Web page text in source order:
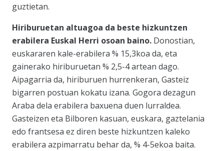
guztietan.
Hiriburuetan altuagoa da beste hizkuntzen
erabilera Euskal Herri osoan baino. Donostian,
euskararen kale-erabilera % 15,3koa da, eta
gainerako hiriburuetan % 2,5-4 artean dago.
Aipagarria da, hiriburuen hurrenkeran, Gasteiz
bigarren postuan kokatu izana. Gogora dezagun
Araba dela erabilera baxuena duen lurraldea.
Gasteizen eta Bilboren kasuan, euskara, gaztelania
edo frantsesa ez diren beste hizkuntzen kaleko
erabilera azpimarratu behar da, % 4-5ekoa baita.